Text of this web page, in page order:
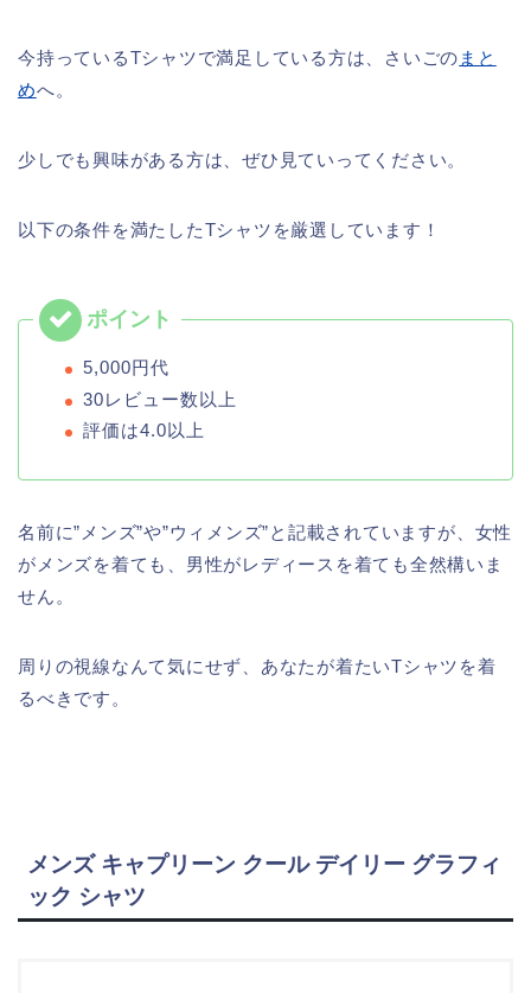
今持っているTシャツで満足している方は、さいごの まと
めへ。
少しでも興味がある方は、ぜひ見ていってください。
以下の条件を満たしたTシャツを厳選しています！
5,000円代
30レビュー数以上
評価は4.0以上
名前に”メンズ”や”ウィメンズ”と記載されていますが、女性
がメンズを着ても、男性がレディースを着ても全然構いま
せん。
周りの視線なんて気にせず、あなたが着たいTシャツを着
るべきです。
メンズ キャプリーン クール デイリー グラフィ
ック シャツ